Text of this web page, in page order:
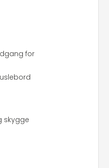
for
skygge